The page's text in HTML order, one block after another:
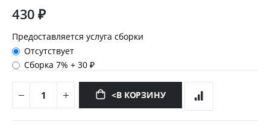
430 ₽
Предоставляется услуга сборки
Отсутствует
Сборка 7%+30 ₽
<В КОРЗИНУ